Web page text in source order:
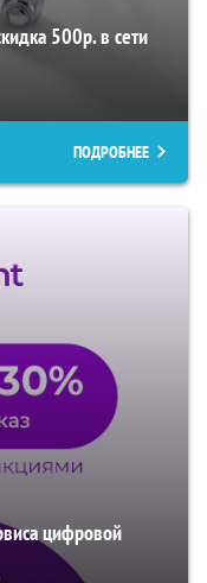
500р. в сети
ПОДРОБНЕЕ
цифровой